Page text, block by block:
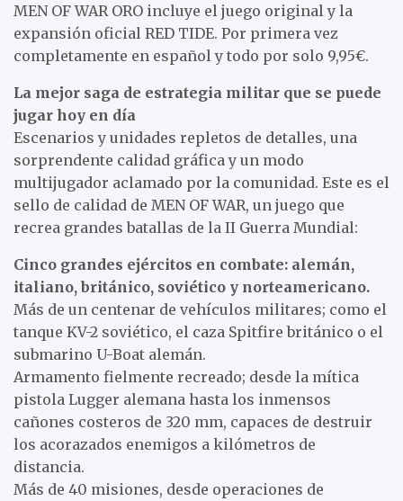
MEN OF WAR ORO incluye el juego original y la
expansión oficial RED TIDE. Por primera vez
completamente en español y todo por solo 9,95€.
La mejor saga de estrategia militar que se puede
jugar hoy en día
Escenarios y unidades repletos de detalles, una
sorprendente calidad gráfica y un modo
multijugador aclamado por la comunidad. Este es el
sello de calidad de MEN OF WAR, un juego que
recrea grandes batallas de la II Guerra Mundial:
Cinco grandes ejércitos en combate: alemán,
italiano, británico, soviético y norteamericano.
Más de un centenar de vehículos militares; como el
tanque KV-2 soviético, el caza Spitfire británico o el
submarino U-Boat alemán.
Armamento fielmente recreado; desde la mítica
pistola Lugger alemana hasta los inmensos
cañones costeros de 320 mm, capaces de destruir
los acorazados enemigos a kilómetros de
distancia.
Más de 40 misiones, desde operaciones de